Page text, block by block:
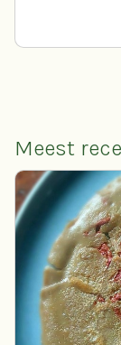
Meest